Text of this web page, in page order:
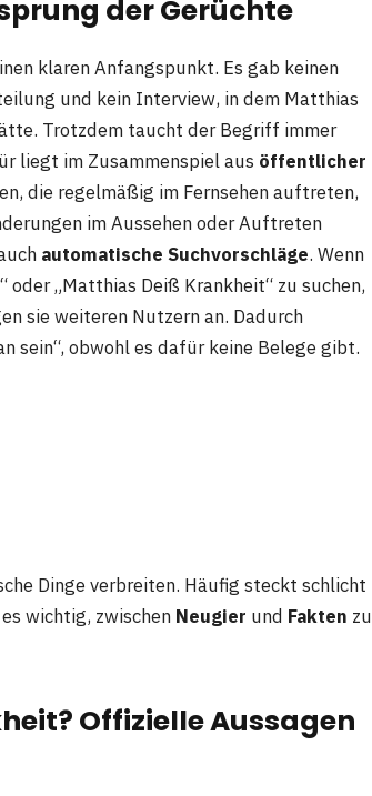
der Gerüchte
klaren Anfangspunkt. Es gab keinen
und kein Interview, in dem Matthias
Trotzdem taucht der Begriff immer
liegt im Zusammenspiel aus öffentlicher
die regelmäßig im Fernsehen auftreten,
im Aussehen oder Auftreten
automatische Suchvorschläge. Wenn
„Matthias Deiß Krankheit“ zu suchen,
sie weiteren Nutzern an. Dadurch
sein“, obwohl es dafür keine Belege gibt.
Dinge verbreiten. Häufig steckt schlicht
wichtig, zwischen Neugier und Fakten zu
Offizielle Aussagen